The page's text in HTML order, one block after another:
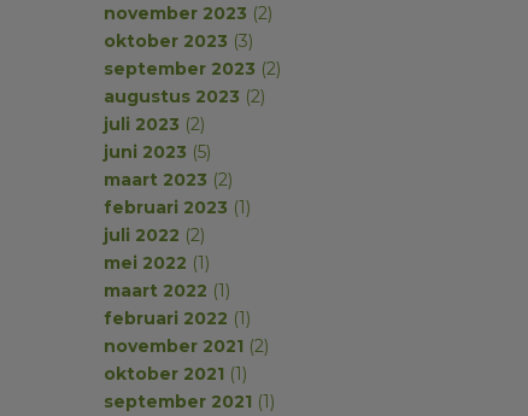
november 2023 (2)
oktober 2023 (3)
september 2023 (2)
augustus 2023 (2)
juli 2023 (2)
juni 2023 (5)
maart 2023 (2)
februari 2023 (1)
juli 2022 (2)
mei 2022 (1)
maart 2022 (1)
februari 2022 (1)
november 2021 (2)
oktober 2021 (1)
september 2021 (1)